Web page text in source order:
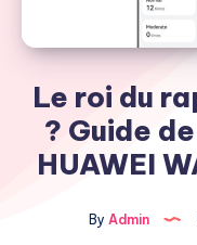
Le roi du
? Guide
HUAWEI
By Admin